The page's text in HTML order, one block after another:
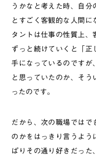
うかなと考えた時、自分
とすごく客観的な人間
タントは仕事の性質上、
ずっと続けていくと「正
手になっているのですが
と思っていたのか、そ
ったのです。
だから、次の職場ではで
のかをはっきり言うよう
ぱりその通り好きだった